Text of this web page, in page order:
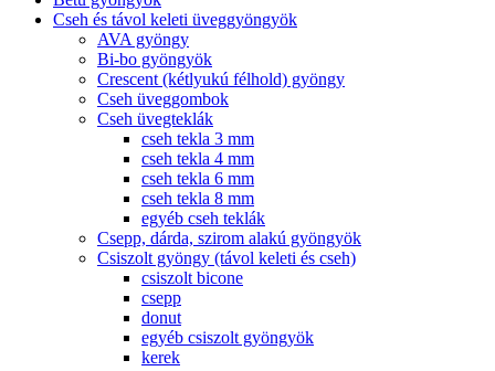
Cseh és távol keleti üveggyöngyök
AVA gyöngy
Bi-bo gyöngyök
Crescent (kétlyukú félhold) gyöngy
Cseh üveggombok
Cseh üvegteklák
cseh tekla 3 mm
cseh tekla 4 mm
cseh tekla 6 mm
cseh tekla 8 mm
egyéb cseh teklák
Csepp, dárda, szirom alakú gyöngyök
Csiszolt gyöngy (távol keleti és cseh)
csiszolt bicone
csepp
donut
egyéb csiszolt gyöngyök
kerek